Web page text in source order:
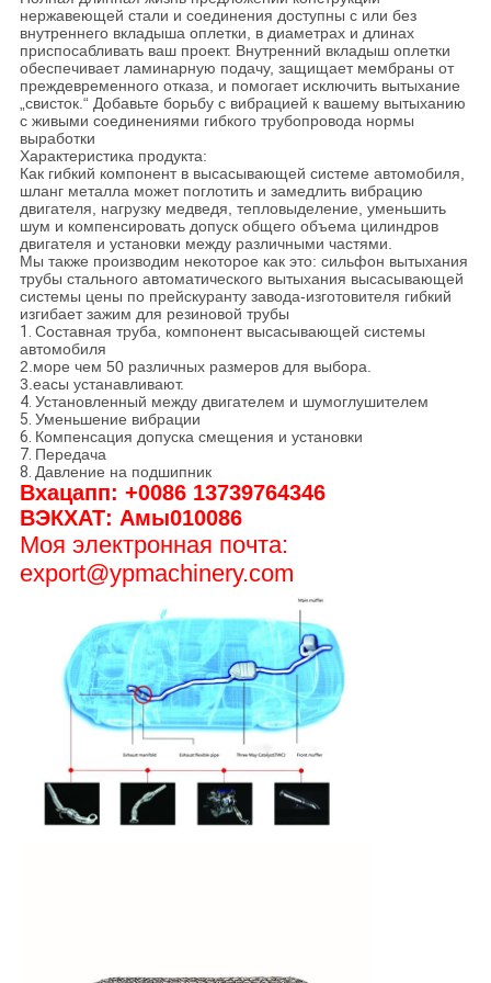
нержавеющей стали и соединения доступны с или без
внутреннего вкладыша оплетки, в диаметрах и длинах
приспосабливать ваш проект. Внутренний вкладыш оплетки
обеспечивает ламинарную подачу, защищает мембраны от
преждевременного отказа, и помогает исключить вытыхание
„свисток.“ Добавьте борьбу с вибрацией к вашему вытыханию
с живыми соединениями гибкого трубопровода нормы
выработки
Характеристика продукта:
Как гибкий компонент в высасывающей системе автомобиля,
шланг металла может поглотить и замедлить вибрацию
двигателя, нагрузку медведя, тепловыделение, уменьшить
шум и компенсировать допуск общего объема цилиндров
двигателя и установки между различными частями.
Мы также производим некоторое как это: сильфон вытыхания
трубы стального автоматического вытыхания высасывающей
системы цены по прейскуранту завода-изготовителя гибкий
изгибает зажим для резиновой трубы
1. Составная труба, компонент высасывающей системы
автомобиля
2.море чем 50 различных размеров для выбора.
3.еасы устанавливают.
4. Установленный между двигателем и шумоглушителем
5. Уменьшение вибрации
6. Компенсация допуска смещения и установки
7. Передача
8. Давление на подшипник
Вхацапп: +0086 13739764346
ВЭКХАТ: Амы010086
Моя электронная почта:
export@ypmachinery.com